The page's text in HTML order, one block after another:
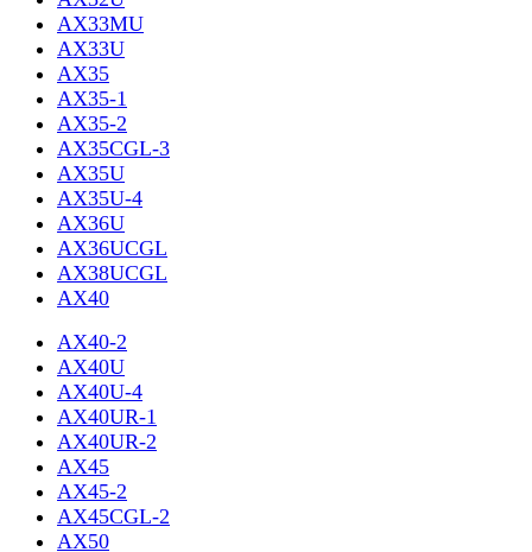
AX33MU
AX33U
AX35
AX35-1
AX35-2
AX35CGL-3
AX35U
AX35U-4
AX36U
AX36UCGL
AX38UCGL
AX40
AX40-2
AX40U
AX40U-4
AX40UR-1
AX40UR-2
AX45
AX45-2
AX45CGL-2
AX50